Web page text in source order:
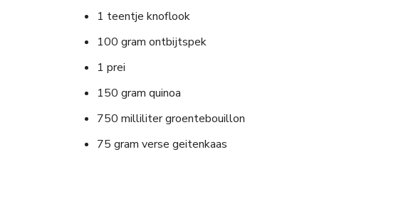
1 teentje knoflook
100 gram ontbijtspek
1 prei
150 gram quinoa
750 milliliter groentebouillon
75 gram verse geitenkaas